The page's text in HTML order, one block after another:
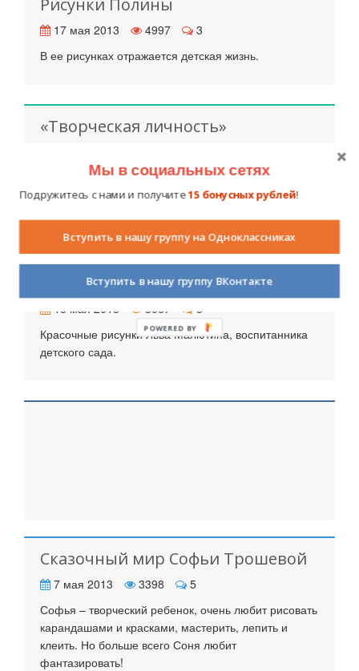
17 мая 2013 4997
3
В ее рисунках отражается детская жизнь.
«Творческая личность»
Талантливая девочка Лиза очень любит
фантазировать, создает яркие, красочные рисунки,
С кисточкой в ладошке
15 мая 2013 3067
5
Красочные рисунки Льва Малютина, воспитанника
детского сада.
Сказочный мир Софьи Трошевой
7 мая 2013 3398
5
Софья – творческий ребенок, очень любит рисовать
карандашами и красками, мастерить, лепить и
клеить. Но больше всего Соня любит
фантазировать!
Мы в социальных сетях
Подружитесь с нами и получите15 бонусных рублей!
Вступить в нашу группу на Одноклассниках
Вступить в нашу группу ВКонтакте
POWERED BY